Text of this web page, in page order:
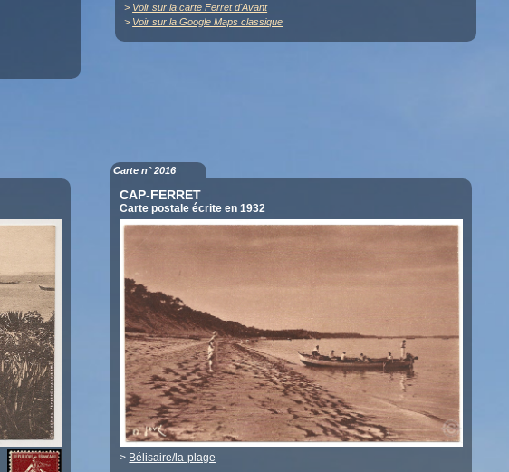
> Voir sur la carte Ferret d'Avant
> Voir sur la Google Maps classique
Carte n° 2016
CAP-FERRET
Carte postale écrite en 1932
> Bélisaire/la-plage